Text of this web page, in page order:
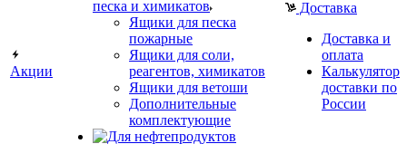
Акции
песка и химикатов
Ящики для песка
пожарные
Ящики для соли,
реагентов, химикатов
Ящики для ветоши
Дополнительные
комплектующие
Доставка
Доставка и
оплата
Калькулятор
доставки по
России